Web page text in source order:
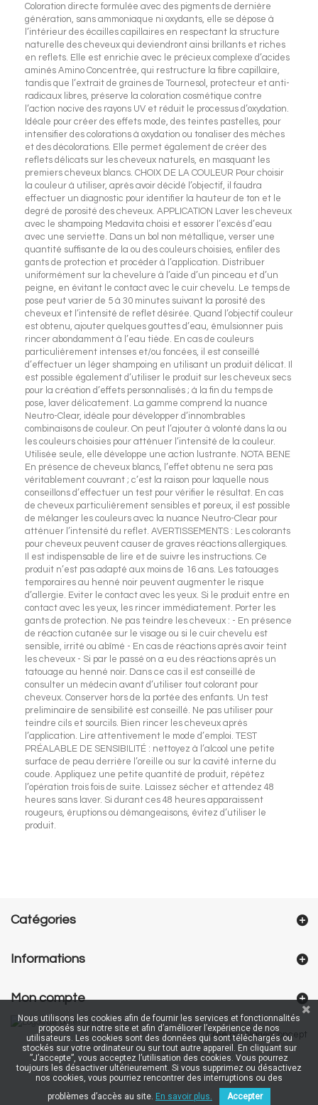
Coloration directe formulée avec des pigments de dernière
génération, sans ammoniaque ni oxydants, elle se dépose à
l’intérieur des écailles capillaires en respectant la structure
naturelle des cheveux qui deviendront ainsi brillants et riches
en reflets. Elle est enrichie avec le précieux complexe d’acides
aminés Amino Concentrée, qui restructure la fibre capillaire,
tandis que l’extrait de graines de Tournesol, protecteur et anti-
radicaux libres, préserve la coloration cosmétique contre
l’action nocive des rayons UV et réduit le processus d’oxydation.
Idéale pour créer des effets mode, des teintes pastelles, pour
intensifier des colorations à oxydation ou tonaliser des mèches
et des décolorations. Elle permet également de créer des
reflets délicats sur les cheveux naturels, en masquant les
premiers cheveux blancs. CHOIX DE LA COULEUR Pour choisir
la couleur à utiliser, après avoir décidé l’objectif, il faudra
effectuer un diagnostic pour identifier la hauteur de ton et le
degré de porosité des cheveux. APPLICATION Laver les cheveux
avec le shampoing Medavita choisi et essorer l’excès d’eau
avec une serviette. Dans un bol non métallique, verser une
quantité suffisante de la ou des couleurs choisies, enfiler des
gants de protection et procéder à l’application. Distribuer
uniformément sur la chevelure à l’aide d’un pinceau et d’un
peigne, en évitant le contact avec le cuir chevelu. Le temps de
pose peut varier de 5 à 30 minutes suivant la porosité des
cheveux et l’intensité de reflet désirée. Quand l’objectif couleur
est obtenu, ajouter quelques gouttes d’eau, émulsionner puis
rincer abondamment à l’eau tiède. En cas de couleurs
particulièrement intenses et/ou foncées, il est conseillé
d’effectuer un léger shampoing en utilisant un produit délicat. Il
est possible également d’utiliser le produit sur les cheveux secs
pour la création d’effets personnalisés ; à la fin du temps de
pose, laver délicatement. La gamme comprend la nuance
Neutro-Clear, idéale pour développer d’innombrables
combinaisons de couleur. On peut l’ajouter à volonté dans la ou
les couleurs choisies pour atténuer l’intensité de la couleur.
Utilisée seule, elle développe une action lustrante. NOTA BENE
En présence de cheveux blancs, l’effet obtenu ne sera pas
véritablement couvrant ; c’est la raison pour laquelle nous
conseillons d’effectuer un test pour vérifier le résultat. En cas
de cheveux particulièrement sensibles et poreux, il est possible
de mélanger les couleurs avec la nuance Neutro-Clear pour
atténuer l’intensité du reflet. AVERTISSEMENTS : Les colorants
pour cheveux peuvent causer de graves réactions allergiques.
Il est indispensable de lire et de suivre les instructions. Ce
produit n’est pas adapté aux moins de 16 ans. Les tatouages
temporaires au henné noir peuvent augmenter le risque
d’allergie. Eviter le contact avec les yeux. Si le produit entre en
contact avec les yeux, les rincer immédiatement. Porter les
gants de protection. Ne pas teindre les cheveux : - En présence
de réaction cutanée sur le visage ou si le cuir chevelu est
sensible, irrité ou abîmé - En cas de réactions après avoir teint
les cheveux - Si par le passé on a eu des réactions après un
tatouage au henné noir. Dans ce cas il est conseillé de
consulter un médecin avant d’utiliser tout colorant pour
cheveux. Conserver hors de la portée des enfants. Un test
preliminaire de sensibilité est conseillé. Ne pas utiliser pour
teindre cils et sourcils. Bien rincer les cheveux après
l’application. Lire attentivement le mode d’emploi. TEST
PRÉALABLE DE SENSIBILITÉ : nettoyez à l’alcool une petite
surface de peau derrière l’oreille ou sur la cavité interne du
coude. Appliquez une petite quantité de produit, répétez
l’opération trois fois de suite. Laissez sécher et attendez 48
heures sans laver. Si durant ces 48 heures apparaissent
rougeurs, éruptions ou démangeaisons, évitez d’utiliser le
produit.
Catégories
Informations
Mon compte
Créé par NageoConcept
Nous utilisons les cookies afin de fournir les services et fonctionnalités
proposés sur notre site et afin d’améliorer l’expérience de nos
utilisateurs. Les cookies sont des données qui sont téléchargés ou
stockés sur votre ordinateur ou sur tout autre appareil. En cliquant sur
”J’accepte”, vous acceptez l’utilisation des cookies. Vous pourrez
toujours les désactiver ultérieurement. Si vous supprimez ou désactivez
nos cookies, vous pourriez rencontrer des interruptions ou des
problèmes d’accès au site. En savoir plus. Accepter